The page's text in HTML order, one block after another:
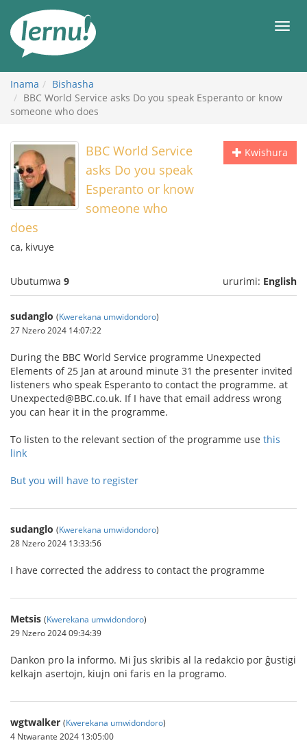
rupapuro
rw'ibirimwo
Inama
Bishasha
BBC World Service asks Do you speak Esperanto or know
someone who does
Kwishura
BBC World Service
asks Do you speak
Esperanto or know
someone who
does
ca, kivuye
Ubutumwa 9 ururimi: English
sudanglo (Kwerekana umwidondoro)
27 Nzero 2024 14:07:22
During the BBC World Service programme Unexpected
Elements of 25 Jan at around minute 31 the presenter invited
listeners who speak Esperanto to contact the programme. at
Unexpected@BBC.co.uk. If I have that email address wrong
you can hear it in the programme.
To listen to the relevant section of the programme use this
link
But you will have to register
sudanglo (Kwerekana umwidondoro)
28 Nzero 2024 13:33:56
I have corrected the address to contact the programme
Metsis (Kwerekana umwidondoro)
29 Nzero 2024 09:34:39
Dankon pro la informo. Mi ĵus skribis al la redakcio por ĝustigi
kelkajn asertojn, kiujn oni faris en la programo.
wgtwalker (Kwerekana umwidondoro)
4 Ntwarante 2024 13:05:00